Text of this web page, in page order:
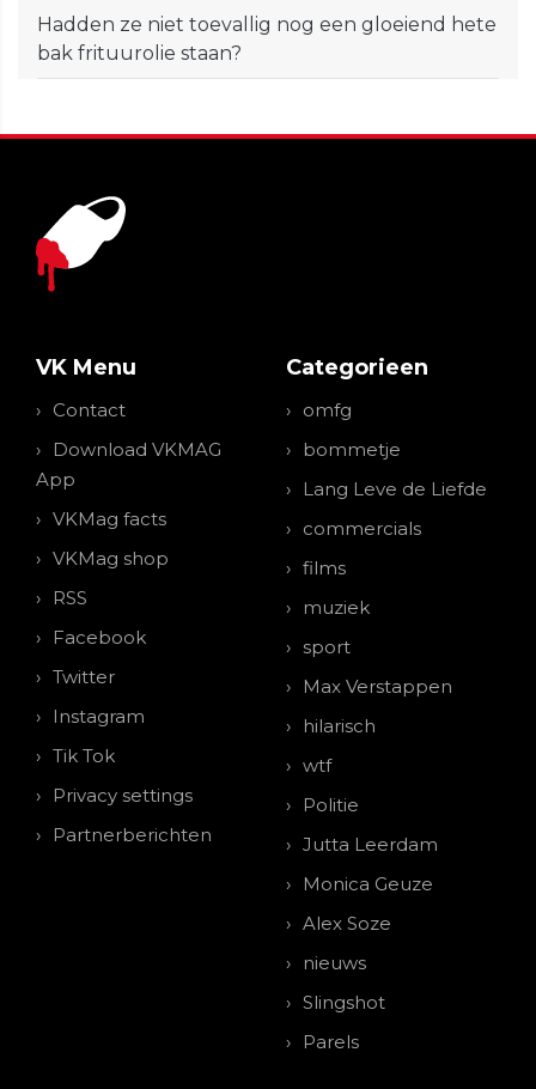
Hadden ze niet toevallig nog een gloeiend hete
bak frituurolie staan?
VK Menu
Contact
Download VKMAG
App
VKMag facts
VKMag shop
RSS
Facebook
Twitter
Instagram
Tik Tok
Privacy settings
Partnerberichten
Categorieen
omfg
bommetje
Lang Leve de Liefde
commercials
films
muziek
sport
Max Verstappen
hilarisch
wtf
Politie
Jutta Leerdam
Monica Geuze
Alex Soze
nieuws
Slingshot
Parels